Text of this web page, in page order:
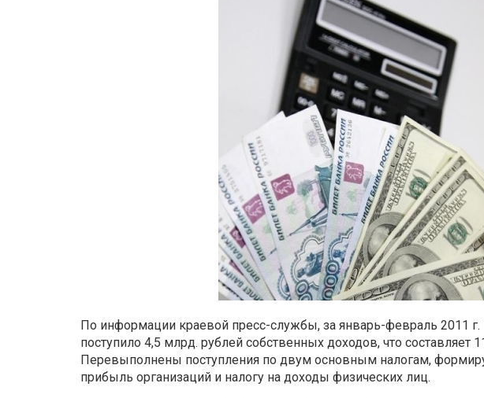
По информации краевой пресс-службы, за январь-февраль 2011
поступило 4,5 млрд. рублей собственных доходов, что составляет
Перевыполнены поступления по двум основным налогам,
прибыль организаций и налогу на доходы физических лиц.